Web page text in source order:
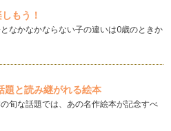
ろ・色いっぱいのカラフル・ミ
ってきて、春の訪れを感じるよ
らの新生…
感もユニークな、新顔野菜を楽
香月りさです。 前回までで1年
もう！
なかなかならない子の違いは0歳のときか
題と読み継がれる絵本
旬な話題では、あの名作絵本が記念すべ